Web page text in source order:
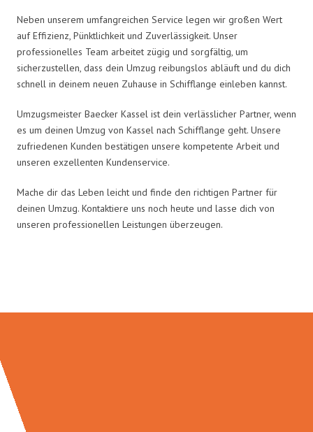
Neben unserem umfangreichen Service legen wir großen Wert
auf Effizienz, Pünktlichkeit und Zuverlässigkeit. Unser
professionelles Team arbeitet zügig und sorgfältig, um
sicherzustellen, dass dein Umzug reibungslos abläuft und du dich
schnell in deinem neuen Zuhause in Schifflange einleben kannst.
Umzugsmeister Baecker Kassel ist dein verlässlicher Partner, wenn
es um deinen Umzug von Kassel nach Schifflange geht. Unsere
zufriedenen Kunden bestätigen unsere kompetente Arbeit und
unseren exzellenten Kundenservice.
Mache dir das Leben leicht und finde den richtigen Partner für
deinen Umzug. Kontaktiere uns noch heute und lasse dich von
unseren professionellen Leistungen überzeugen.